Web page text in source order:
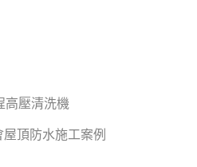
高壓清洗機
頂防水施工案例